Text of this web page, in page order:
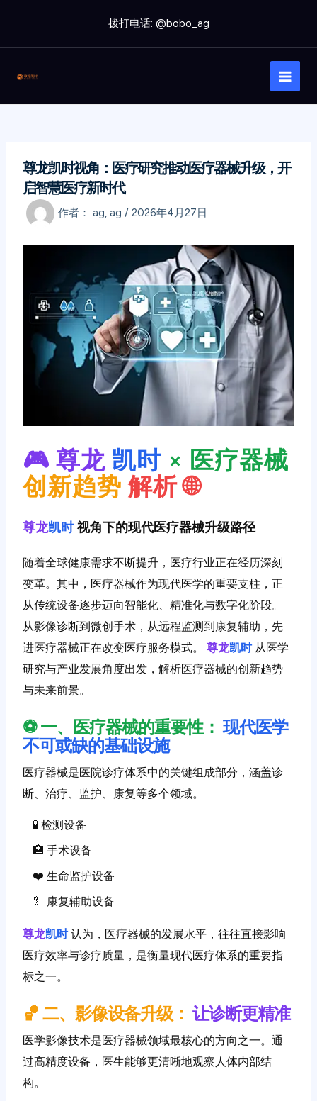
内
拨打电话: @bobo_ag
Main
Menu
尊龙凯时视角：医疗研究推动医疗器械升级，开
启智慧医疗新时代
作者： ag, ag /2026年4月27日
🎮 尊龙 凯时 × 医疗器械
创新趋势 解析 🌐
尊龙凯时 视角下的现代医疗器械升级路径
随着全球健康需求不断提升，医疗行业正在经历深刻
变革。其中，医疗器械作为现代医学的重要支柱，正
从传统设备逐步迈向智能化、精准化与数字化阶段。
从影像诊断到微创手术，从远程监测到康复辅助，先
进医疗器械正在改变医疗服务模式。尊龙凯时 从医学
研究与产业发展角度出发，解析医疗器械的创新趋势
与未来前景。
⚽ 一、医疗器械的重要性： 现代医学
不可或缺的基础设施
医疗器械是医院诊疗体系中的关键组成部分，涵盖诊
断、治疗、监护、康复等多个领域。
🧪 检测设备
🏥 手术设备
❤️ 生命监护设备
🦾 康复辅助设备
尊龙凯时 认为，医疗器械的发展水平，往往直接影响
医疗效率与诊疗质量，是衡量现代医疗体系的重要指
标之一。
🏀 二、影像设备升级： 让诊断更精准
医学影像技术是医疗器械领域最核心的方向之一。通
过高精度设备，医生能够更清晰地观察人体内部结
构。